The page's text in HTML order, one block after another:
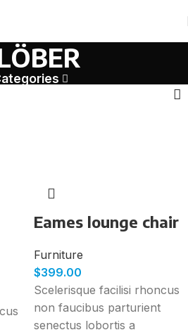
Eames lounge chair
Furniture
$399.00
Scelerisque facilisi rhoncus
non faucibus parturient
senectus lobortis a